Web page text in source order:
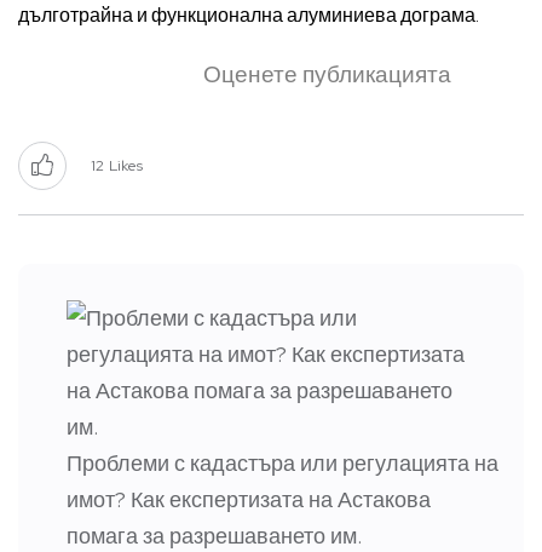
дълготрайна и функционална алуминиева дограма.
Оценете публикацията
12 Likes
Проблеми с кадастъра или регулацията на
имот? Как експертизата на Астакова
помага за разрешаването им.